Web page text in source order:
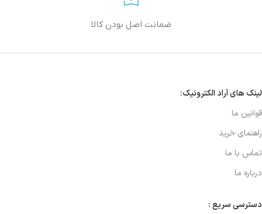
ضمانت اصل بودن کالا
لینک های آراد الکترونیک:
قوانین ما
راهنمای خرید
تماس با ما
درباره ما
دسترسی سریع :